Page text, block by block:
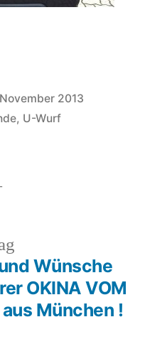
2013
, U-Wurf
Beitrag:
Wünsche
OKINA VOM
München !
Nächster